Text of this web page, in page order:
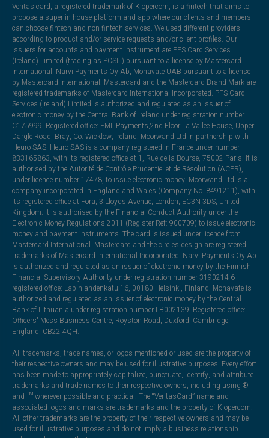
Veritas card, a registered trademark of Klopercom, is a fintech that aims to
propose a super in-house platform and app where our clients and members
can choose fintech and non-fintech services. We used different providers
according to product and/or service requests and/or client profiles. Our
issuers for accounts and payment instrument are PFS Card Services
(Ireland) Limited (trading as PCSIL) pursuant to a license by Mastercard
International, Narvi Payments Oy Ab, Monavate UAB pursuant to a license
by Mastercard International. Mastercard and the Mastercard Brand Mark are
registered trademarks of Mastercard International Incorporated. PFS Card
Services (Ireland) Limited is authorized and regulated as an issuer of
electronic money by the Central Bank of Ireland under registration number
C175999. Registered office: EML Payments,2nd Floor La Vallee House, Upper
Dargle Road, Bray, Co. Wicklow, Ireland. Moorwand Ltd in partnership with
Heuro SAS. Heuro SAS is a company registered in France under number
833165863, with its registered office at 1, Rue de la Bourse, 75002 Paris. It is
authorised by the Autorité de Contrôle Prudentiel et de Résolution (ACPR),
under licence number 17478, to issue electronic money. Moorwand Ltd is a
company incorporated in England and Wales (Company No. 8491211), with
its registered office at Fora, 3 Lloyds Avenue, London, EC3N 3DS, United
Kingdom. It is authorised by the Financial Conduct Authority under the
Electronic Money Regulations 2011 (Register Ref: 900709) to issue electronic
money and payment instruments. The card is issued under licence from
Mastercard International. Mastercard and the circles design are registered
trademarks of Mastercard International Incorporated. Narvi Payments Oy Ab
is authorized and regulated as an issuer of electronic money by the Finnish
Financial Supervisory Authority under registration number 3190214-6—
registered office: Lapinlahdenkatu 16, 00180 Helsinki, Finland. Monavate is
authorized and regulated as an issuer of electronic money by the Central
Bank of Lithuania under registration number LB002139. Registered office:
Officers' Mess Business Centre, Royston Road, Duxford, Cambridge,
England, CB22 4QH.
All trademarks, trade names, or logos mentioned or used are the property of
their respective owners and may be used for illustrative purposes. Every effort
has been made to appropriately capitalize, punctuate, identify, and attribute
trademarks and trade names to their respective owners, including using ®
and ™ wherever possible and practical. The “VeritasCard” name and
associated logos and marks are trademarks and the property of Klopercom.
All other trademarks are the property of their respective owners and may be
used for illustrative purposes and do not imply a business relationship